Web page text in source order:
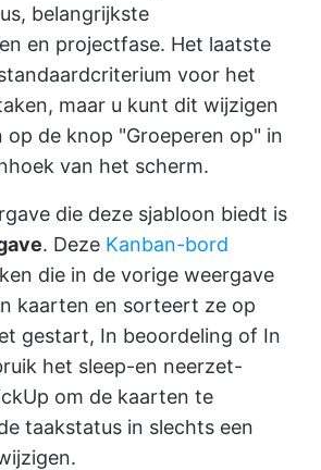
belangrijkste
en projectfase. Het laatste
voor het
maar u kunt dit wijzigen
de knop "Groeperen op" in
van het scherm.
die deze sjabloon biedt is
. Deze Kanban-bord
die in de vorige weergave
kaarten en sorteert ze op
gestart, In beoordeling of In
het sleep-en neerzet-
om de kaarten te
taakstatus in slechts een